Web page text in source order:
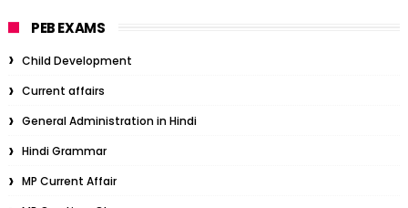
PEB EXAMS
Child Development
Current affairs
General Administration in Hindi
Hindi Grammar
MP Current Affair